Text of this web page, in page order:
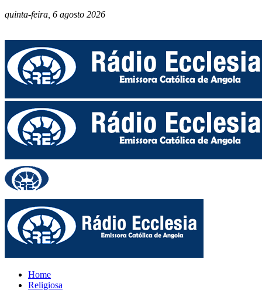
quinta-feira, 6 agosto 2026
Home
Religiosa